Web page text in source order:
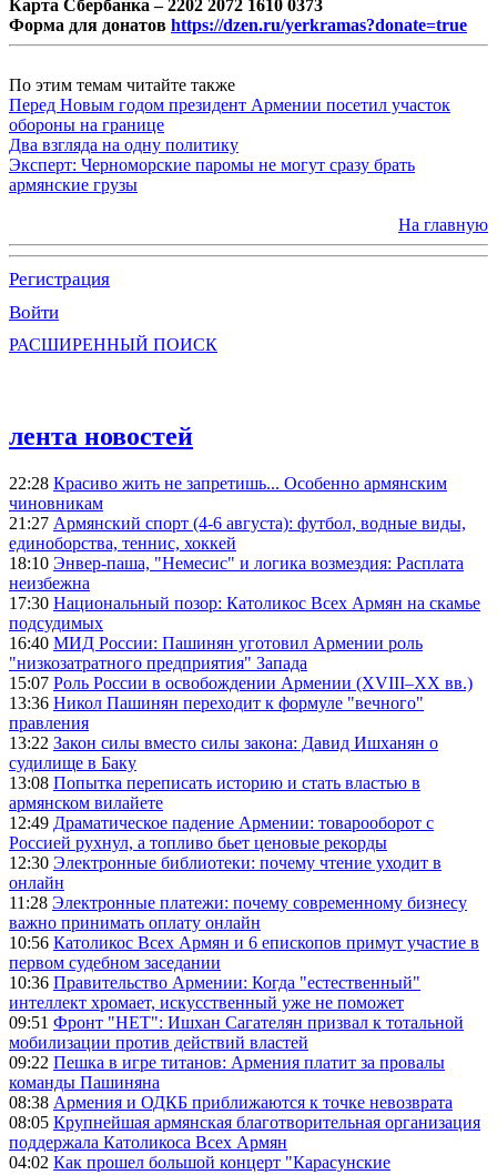
Карта Сбербанка – 2202 2072 1610 0373
Форма для донатов https://dzen.ru/yerkramas?donate=true
По этим темам читайте также
Перед Новым годом президент Армении посетил участок
обороны на границе
Два взгляда на одну политику
Эксперт: Черноморские паромы не могут сразу брать
армянские грузы
На главную
Регистрация
Войти
РАСШИРЕННЫЙ ПОИСК
лента новостей
22:28 Красиво жить не запретишь... Особенно армянским
чиновникам
21:27 Армянский спорт (4-6 августа): футбол, водные виды,
единоборства, теннис, хоккей
18:10 Энвер-паша, "Немесис" и логика возмездия: Расплата
неизбежна
17:30 Национальный позор: Католикос Всех Армян на скамье
подсудимых
16:40 МИД России: Пашинян уготовил Армении роль
"низкозатратного предприятия" Запада
15:07 Роль России в освобождении Армении (XVIII–XX вв.)
13:36 Никол Пашинян переходит к формуле "вечного"
правления
13:22 Закон силы вместо силы закона: Давид Ишханян о
судилище в Баку
13:08 Попытка переписать историю и стать властью в
армянском вилайете
12:49 Драматическое падение Армении: товарооборот с
Россией рухнул, а топливо бьет ценовые рекорды
12:30 Электронные библиотеки: почему чтение уходит в
онлайн
11:28 Электронные платежи: почему современному бизнесу
важно принимать оплату онлайн
10:56 Католикос Всех Армян и 6 епископов примут участие в
первом судебном заседании
10:36 Правительство Армении: Когда "естественный"
интеллект хромает, искусственный уже не поможет
09:51 Фронт "НЕТ": Ишхан Сагателян призвал к тотальной
мобилизации против действий властей
09:22 Пешка в игре титанов: Армения платит за провалы
команды Пашиняна
08:38 Армения и ОДКБ приближаются к точке невозврата
08:05 Крупнейшая армянская благотворительная организация
поддержала Католикоса Всех Армян
04:02 Как прошел большой концерт "Карасунские